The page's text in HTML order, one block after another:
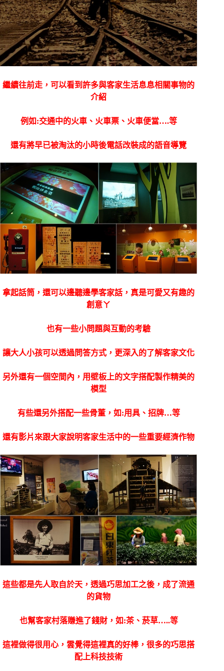
繼續往前走，可以看到許多與客家生活息息相關事物的
介紹
例如:交通中的火車、火車票、火車便當….等
還有將早已被淘汰的小時後電話改裝成的語音導覽
拿起話筒，還可以邊聽邊學客家話，真是可愛又有趣的
創意ㄚ
也有一些小問題與互動的考驗
讓大人小孩可以透過問答方式，更深入的了解客家文化
另外還有一個空間內，用壁板上的文字搭配製作精美的
模型
有些還另外搭配一些骨董，如:用具、招牌…等
還有影片來跟大家說明客家生活中的一些重要經濟作物
這些都是先人取自於天，透過巧思加工之後，成了流通
的貨物
也幫客家村落賺進了錢財， 如:茶、菸草…..等
這裡做得很用心，雲覺得這裡真的好棒，很多的巧思搭
配上科技技術